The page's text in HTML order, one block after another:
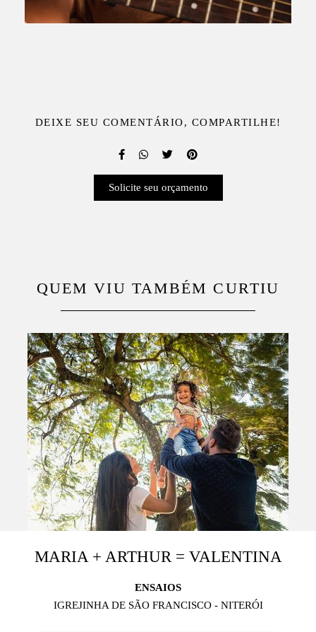
DEIXE SEU COMENTÁRIO, COMPARTILHE!
Solicite seu orçamento
QUEM VIU TAMBÉM CURTIU
MARIA + ARTHUR = VALENTINA
ENSAIOS
IGREJINHA DE SÃO FRANCISCO - NITERÓI